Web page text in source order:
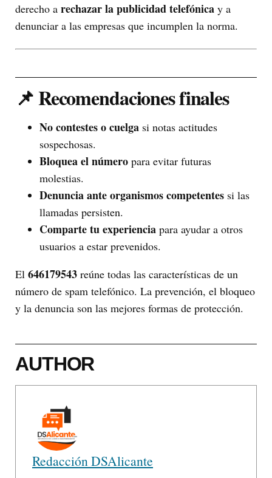
derecho a rechazar la publicidad telefónica y a
denunciar a las empresas que incumplen la norma.
📌 Recomendaciones finales
No contestes o cuelga si notas actitudes
sospechosas.
Bloquea el número para evitar futuras
molestias.
Denuncia ante organismos competentes si las
llamadas persisten.
Comparte tu experiencia para ayudar a otros
usuarios a estar prevenidos.
El 646179543 reúne todas las características de un
número de spam telefónico. La prevención, el bloqueo
y la denuncia son las mejores formas de protección.
AUTHOR
Redacción DSAlicante